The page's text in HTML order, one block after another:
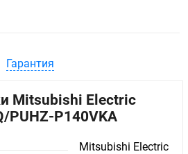
Гарантия
Mitsubishi Electric
PUHZ-P140VKA
Mitsubishi Electric